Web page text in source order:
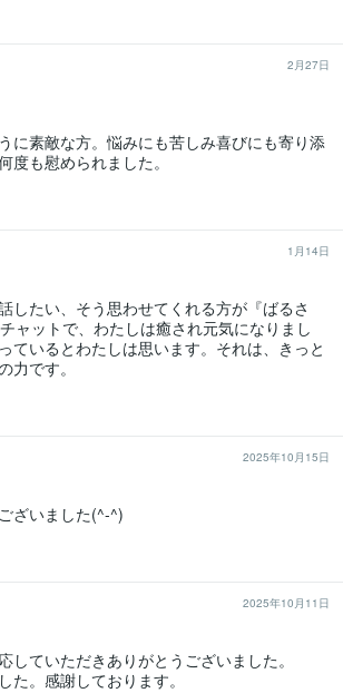
2月27日
に素敵な方。悩みにも苦しみ喜びにも寄り添
度も慰められました。
1月14日
したい、そう思わせてくれる方が『ばるさ
ャットで、わたしは癒され元気になりまし
ているとわたしは思います。それは、きっと
力です。
2025年10月15日
ざいました(^-^)
2025年10月11日
していただきありがとうございました。
た。感謝しております。